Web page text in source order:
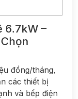
6.7kW –
đồng/tháng,
các thiết bị
và bếp điện